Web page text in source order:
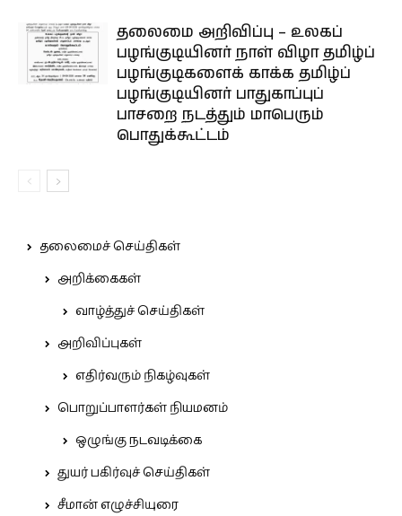
தலைமை அறிவிப்பு – உலகப்
பழங்குடியினர் நாள் விழா தமிழ்ப்
பழங்குடிகளைக் காக்க தமிழ்ப்
பழங்குடியினர் பாதுகாப்புப்
பாசறை நடத்தும் மாபெரும்
பொதுக்கூட்டம்
தலைமைச் செய்திகள்
அறிக்கைகள்
வாழ்த்துச் செய்திகள்
அறிவிப்புகள்
எதிர்வரும் நிகழ்வுகள்
பொறுப்பாளர்கள் நியமனம்
ஒழுங்கு நடவடிக்கை
துயர் பகிர்வுச் செய்திகள்
சீமான் எழுச்சியுரை